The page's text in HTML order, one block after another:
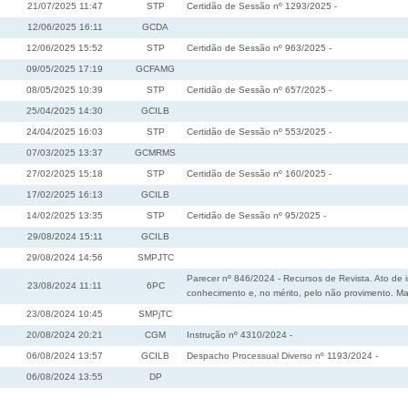
21/07/2025 11:47 STP Certidão de Sessão nº 1293/2025 -
12/06/2025 16:11 GCDA
12/06/2025 15:52 STP Certidão de Sessão nº 963/2025 -
09/05/2025 17:19 GCFAMG
08/05/2025 10:39 STP Certidão de Sessão nº 657/2025 -
25/04/2025 14:30 GCILB
24/04/2025 16:03 STP Certidão de Sessão nº 553/2025 -
07/03/2025 13:37 GCMRMS
27/02/2025 15:18 STP Certidão de Sessão nº 160/2025 -
17/02/2025 16:13 GCILB
14/02/2025 13:35 STP Certidão de Sessão nº 95/2025 -
29/08/2024 15:11 GCILB
29/08/2024 14:56 SMPJTC
23/08/2024 11:11 6PC
Parecer nº 846/2024 - Recursos de Revista. Ato
conhecimento e, no mérito, pelo não provimento.
23/08/2024 10:45 SMPjTC
20/08/2024 20:21 CGM Instrução nº 4310/2024 -
06/08/2024 13:57 GCILB Despacho Processual Diverso nº 1193/2024 -
06/08/2024 13:55 DP